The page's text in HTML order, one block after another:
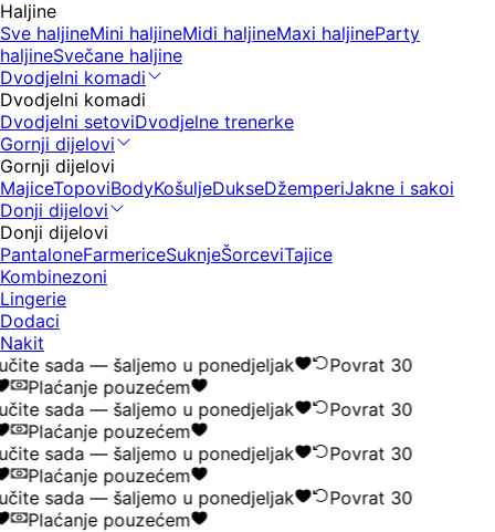
Haljine
Sve haljineMini haljineMidi haljineMaxi haljineParty
haljineSvečane haljine
Dvodjelni komadi
Dvodjelni komadi
Dvodjelni setoviDvodjelne trenerke
Gornji dijelovi
Gornji dijelovi
MajiceTopoviBodyKošuljeDukseDžemperiJakne i sakoi
Donji dijelovi
Donji dijelovi
PantaloneFarmericeSuknjeŠorceviTajice
Kombinezoni
Lingerie
Dodaci
Nakit
sada — šaljemo u ponedjeljak
Povrat 30
Plaćanje pouzećem
sada — šaljemo u ponedjeljak
Povrat 30
Plaćanje pouzećem
sada — šaljemo u ponedjeljak
Povrat 30
Plaćanje pouzećem
sada — šaljemo u ponedjeljak
Povrat 30
Plaćanje pouzećem